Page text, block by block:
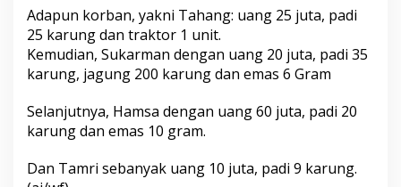
Adapun korban, yakni Tahang: uang 25 juta, padi
25 karung dan traktor 1 unit.
Kemudian, Sukarman dengan uang 20 juta, padi 35
karung, jagung 200 karung dan emas 6 Gram
Selanjutnya, Hamsa dengan uang 60 juta, padi 20
karung dan emas 10 gram.
Dan Tamri sebanyak uang 10 juta, padi 9 karung.